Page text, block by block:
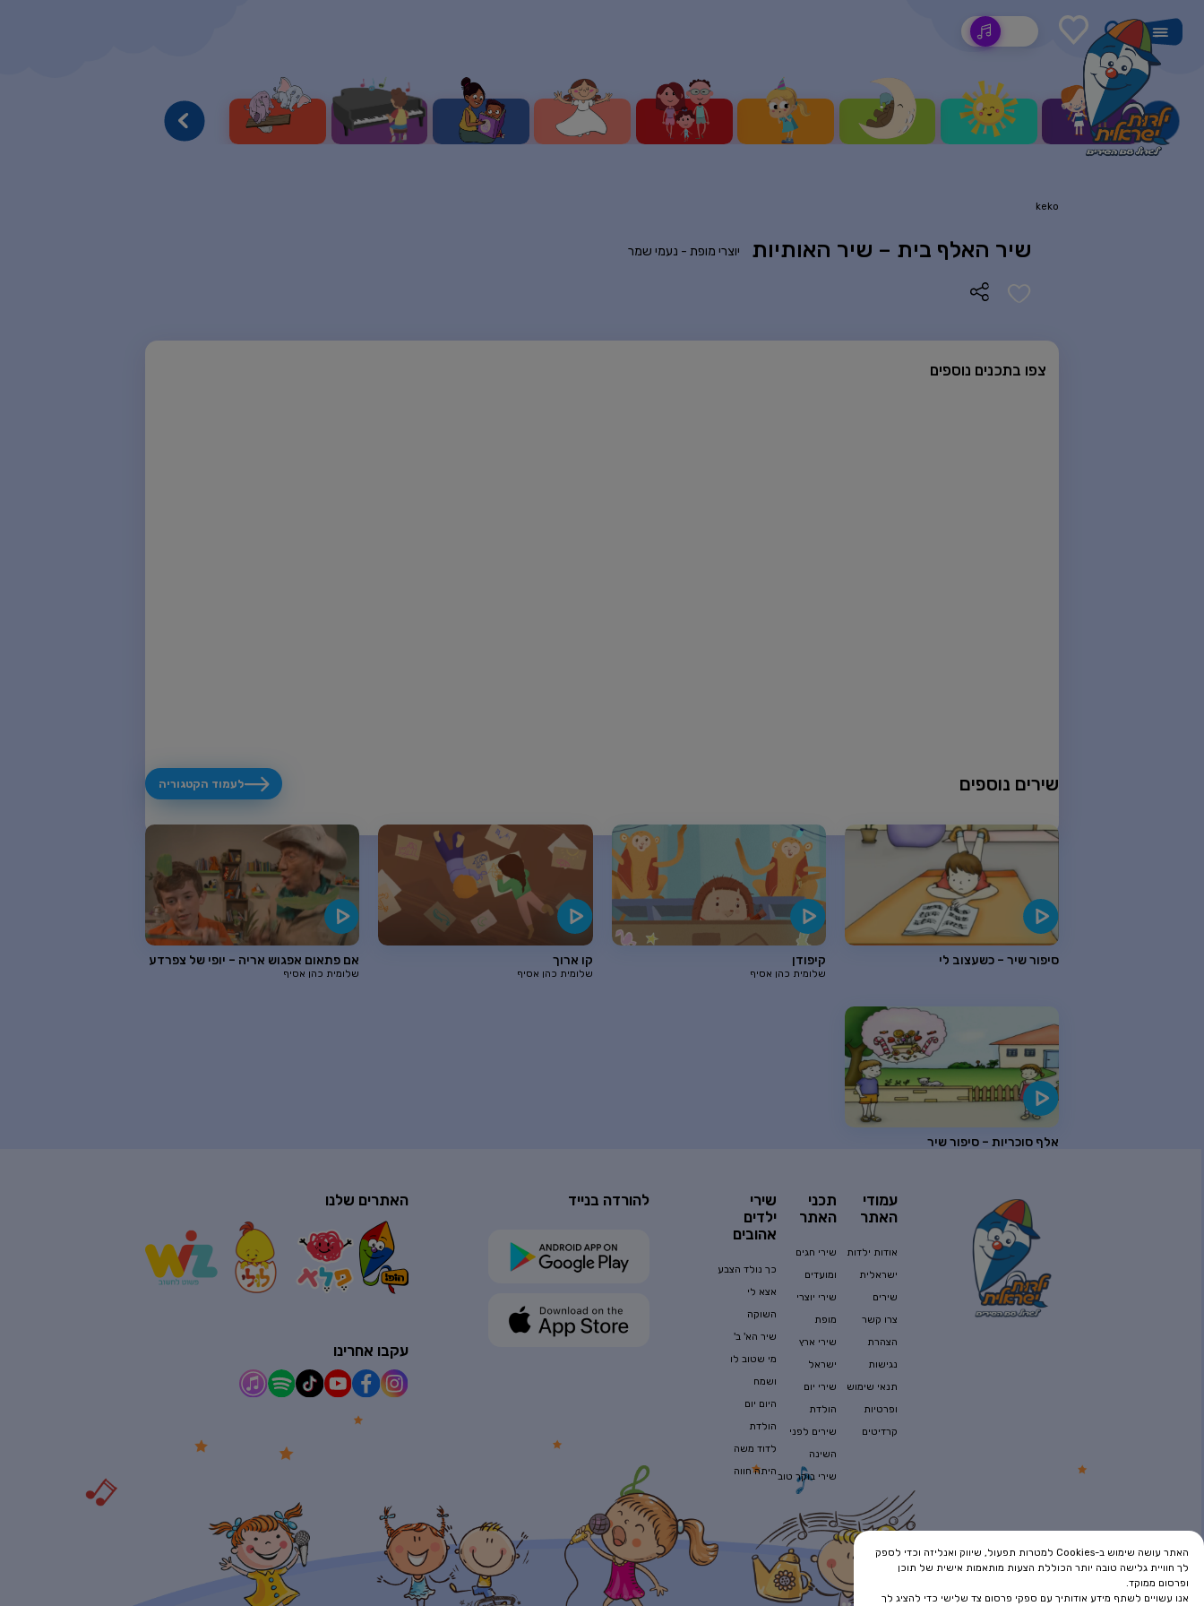
שירים
keko
שיר האלף בית – שיר האותיות יוצרי מופת - נעמי שמר
צפו בתכנים נוספים
שירים נוספים לעמוד הקטגוריה
סיפור שיר – כשעצוב לי קיפודן
שלומית כהן אסיף
קו ארוך
שלומית כהן אסיף
אם פתאום אפגוש אריה – יופי של צפרדע
שלומית כהן אסיף
אלף סוכריות – סיפור שיר
עמודי
האתר
אודות ילדות
ישראלית
שירים
צרו קשר
הצהרת
נגישות
תנאי שימוש
ופרטיות
קרדיטים
תכני
האתר
שירי חגים
ומועדים
שירי יוצרי
מופת
שירי ארץ
ישראל
שירי יום
הולדת
שירים לפני
השינה
שירי בוקר טוב
שירי
ילדים
אהובים
כך נולד הצבע
אצא לי
השוקה
שיר הא' ב'
מי שטוב לו
ושמח
היום יום
הולדת
לדוד משה
היתה חווה
להורדה בנייד האתרים שלנו
עקבו אחרינו
האתר עושה שימוש ב-Cookies למטרות תפעול, שיווק ואנליזה וכדי לספק
לך חוויית גלישה טובה יותר הכוללת הצעות מותאמות אישית של תוכן
ופרסום ממוקד.
אנו עשויים לשתף מידע אודותיך עם ספקי פרסום צד שלישי כדי להציג לך